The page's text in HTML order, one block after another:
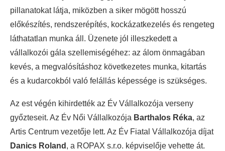
pillanatokat látja, miközben a siker mögött hosszú
előkészítés, rendszerépítés, kockázatkezelés és rengeteg
láthatatlan munka áll. Üzenete jól illeszkedett a
vállalkozói gála szellemiségéhez: az álom önmagában
kevés, a megvalósításhoz következetes munka, kitartás
és a kudarcokból való felállás képessége is szükséges.
Az est végén kihirdették az Év Vállalkozója verseny
győzteseit. Az Év Női Vállalkozója Barthalos Réka, az
Artis Centrum vezetője lett. Az Év Fiatal Vállalkozója díjat
Danics Roland , a ROPAX s.r.o. képviselője vehette át.